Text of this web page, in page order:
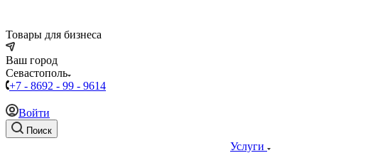
Товары для бизнеса
Ваш город
Севастополь
+7 - 8692 - 99 - 9614
Войти
Поиск
Услуги